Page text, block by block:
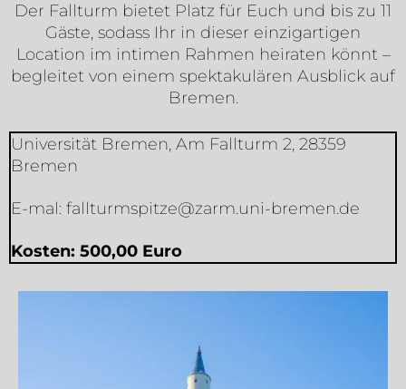
Der Fallturm bietet Platz für Euch und bis zu 11
Gäste, sodass Ihr in dieser einzigartigen
Location im intimen Rahmen heiraten könnt –
begleitet von einem spektakulären Ausblick auf
Bremen.
Universität Bremen, Am Fallturm 2, 28359
Bremen
E-mal: fallturmspitze@zarm.uni-bremen.de
Kosten: 500,00 Euro